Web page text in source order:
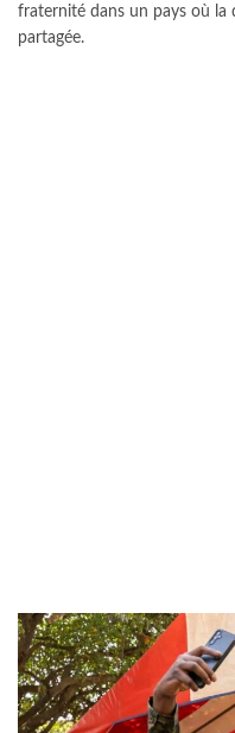
fraternité dans un pays où la
partagée.